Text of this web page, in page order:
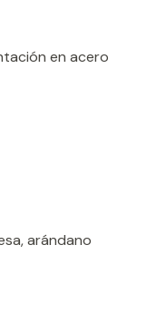
en acero
arándano